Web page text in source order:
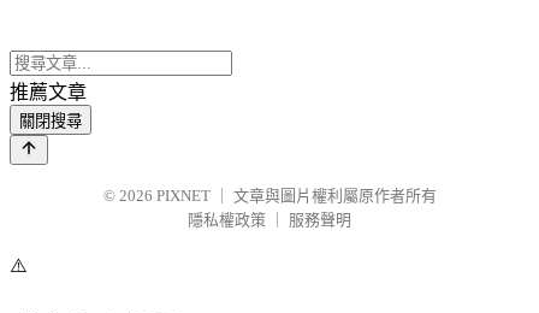
推薦文章
關閉搜尋
© 2026 PIXNET
文章與圖片權利屬原作者所有
隱私權政策
服務聲明
⚠️